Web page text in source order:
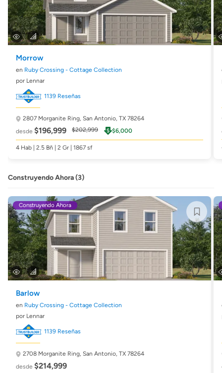
Morrow
en Ruby Crossing - Cottage Collection
por Lennar
1139 Reseñas
2807 Morganite Ring, San Antonio, TX 78264
desde $196,999 $202,999 $6,000
4 Hab | 2.5 Bñ | 2 Gr | 1867 sf
Construyendo Ahora (3)
Construyendo Ahora
Barlow
en Ruby Crossing - Cottage Collection
por Lennar
1139 Reseñas
2708 Morganite Ring, San Antonio, TX 78264
desde $214,999